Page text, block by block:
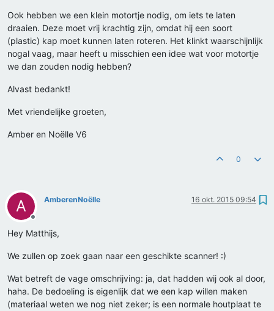
Ook hebben we een klein motortje nodig, om iets te laten
draaien. Deze moet vrij krachtig zijn, omdat hij een soort
(plastic) kap moet kunnen laten roteren. Het klinkt waarschijnlijk
nogal vaag, maar heeft u misschien een idee wat voor motortje
we dan zouden nodig hebben?
Alvast bedankt!
Met vriendelijke groeten,
Amber en Noëlle V6
0
A
Offline
AmberenNoëlle 16 okt. 2015 09:54
Hey Matthijs,
We zullen op zoek gaan naar een geschikte scanner! :)
Wat betreft de vage omschrijving: ja, dat hadden wij ook al door,
haha. De bedoeling is eigenlijk dat we een kap willen maken
(materiaal weten we nog niet zeker; is een normale houtplaat te